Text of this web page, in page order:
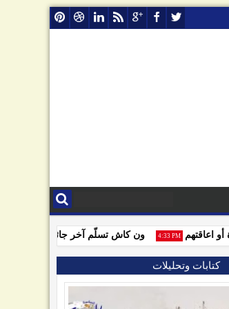
ون كاش تسلّم آخر جائزة للفائزين 4:33 PM
كتابات وتحليلات